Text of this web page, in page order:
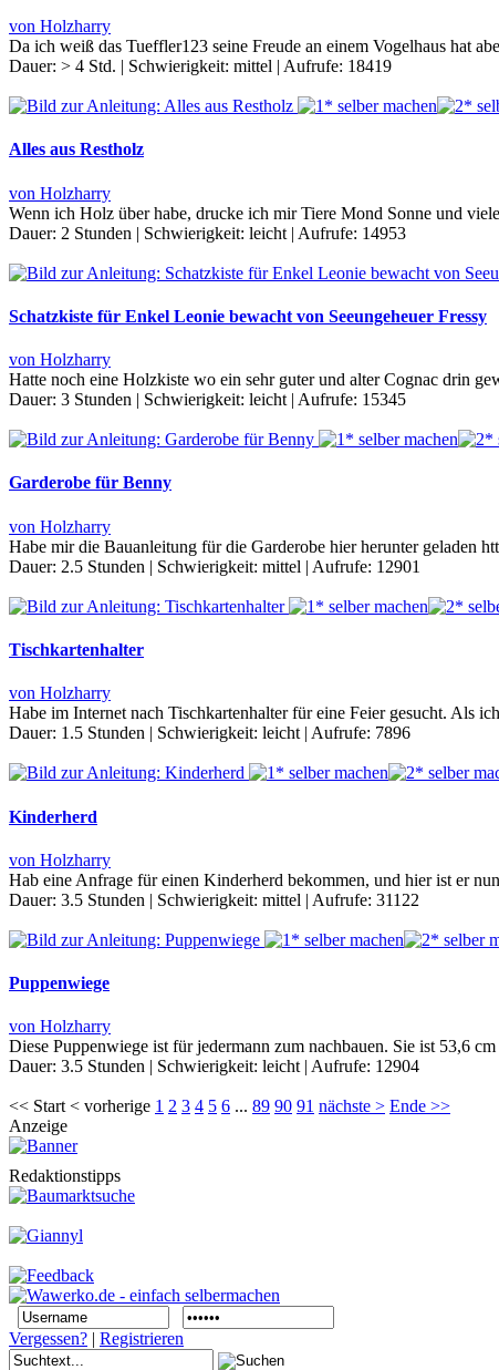
von Holzharry
Da ich weiß das Tueffler123 seine Freude an einem Vogelhaus hat
Dauer: > 4 Std. | Schwierigkeit: mittel | Aufrufe: 18419
Alles aus Restholz
von Holzharry
Wenn ich Holz über habe, drucke ich mir Tiere Mond Sonne und
Dauer: 2 Stunden | Schwierigkeit: leicht | Aufrufe: 14953
Schatzkiste für Enkel Leonie bewacht von Seeungeheuer Fressy
von Holzharry
Hatte noch eine Holzkiste wo ein sehr guter und alter Cognac drin
Dauer: 3 Stunden | Schwierigkeit: leicht | Aufrufe: 15345
Garderobe für Benny
von Holzharry
Habe mir die Bauanleitung für die Garderobe hier herunter geladen
Dauer: 2.5 Stunden | Schwierigkeit: mittel | Aufrufe: 12901
Tischkartenhalter
von Holzharry
Habe im Internet nach Tischkartenhalter für eine Feier gesucht. Als
Dauer: 1.5 Stunden | Schwierigkeit: leicht | Aufrufe: 7896
Kinderherd
von Holzharry
Hab eine Anfrage für einen Kinderherd bekommen, und hier ist er
Dauer: 3.5 Stunden | Schwierigkeit: mittel | Aufrufe: 31122
Puppenwiege
von Holzharry
Diese Puppenwiege ist für jedermann zum nachbauen. Sie ist 53,6
Dauer: 3.5 Stunden | Schwierigkeit: leicht | Aufrufe: 12904
<< Start < vorherige 1 2 3 4 5 6 ... 89 90 91 nächste > Ende >>
Anzeige
Redaktionstipps
Vergessen? | Registrieren